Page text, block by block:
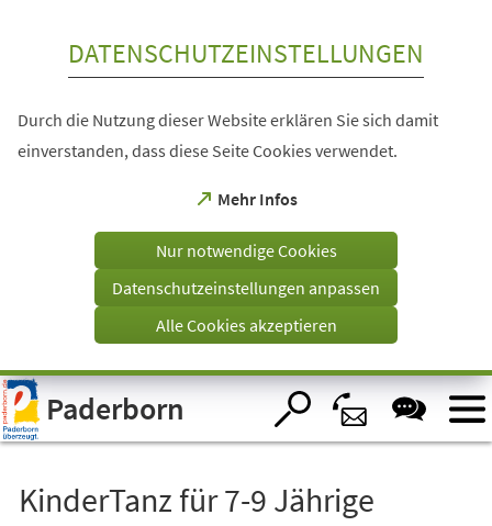
Visuelle
Assistenzsoftware
öffnen.
DATENSCHUTZEINSTELLUNGEN
Durch die Nutzung dieser Website erklären Sie sich damit
einverstanden, dass diese Seite Cookies verwendet.
Mehr Infos
(Öffnet
einem
Tab)
Nur notwendige Cookies
Datenschutzeinstellungen anpassen
Alle Cookies akzeptieren
Paderborn
KinderTanz für 7-9 Jährige